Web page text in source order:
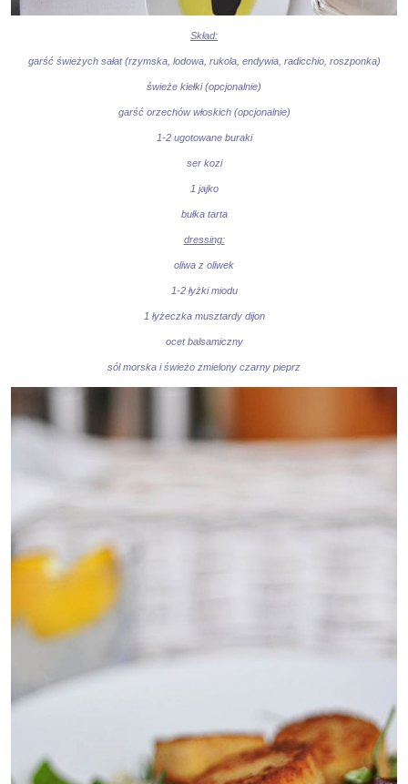
Skład:
garść świeżych sałat (rzymska, lodowa, rukola, endywia, radicchio, roszponka)
świeże kiełki (opcjonalnie)
garść orzechów włoskich (opcjonalnie)
1-2 ugotowane buraki
ser kozi
1 jajko
bułka tarta
dressing:
oliwa z oliwek
1-2 łyżki miodu
1 łyżeczka musztardy dijon
ocet balsamiczny
sól morska i świeżo zmielony czarny pieprz